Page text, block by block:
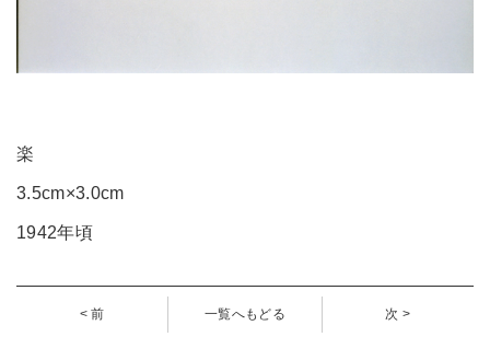
楽
3.5cm×3.0cm
1942年頃
< 前 一覧へもどる 次 >